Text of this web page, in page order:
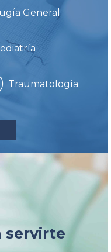
General
Traumatología
servirte